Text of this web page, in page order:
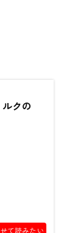
クの
て読みたい